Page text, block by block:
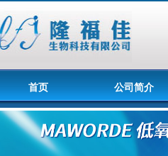
首页 公司简介